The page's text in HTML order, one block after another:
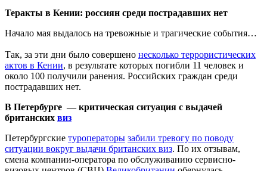
Теракты в Кении: россиян среди пострадавших нет
Начало мая выдалось на тревожные и трагические события…
Так, за эти дни было совершено несколько террористических
актов в Кении, в результате которых погибли 11 человек и
около 100 получили ранения. Российских граждан среди
пострадавших нет.
В Петербурге — критическая ситуация с выдачей
британских виз
Петербургские туроператоры забили тревогу по поводу
ситуации вокруг выдачи британских виз. По их отзывам,
смена компании-оператора по обслуживанию сервисно-